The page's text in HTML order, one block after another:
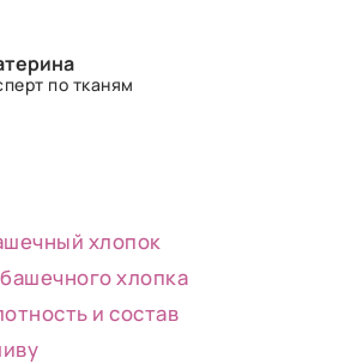
по тканям
хлопок
хлопка
и состав